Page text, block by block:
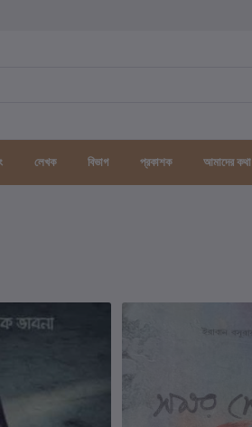
লেখক বিভাগ প্রকাশক আমাদের কথা